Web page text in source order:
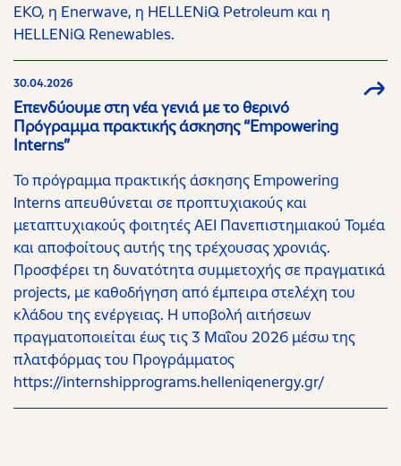
ΕΚΟ, η Enerwave, η HELLENiQ Petroleum και η
HELLENiQ Renewables.
30.04.2026
Επενδύουμε στη νέα γενιά με το θερινό
Πρόγραμμα πρακτικής άσκησης “Empowering
Interns”
Το πρόγραμμα πρακτικής άσκησης Empowering
Interns απευθύνεται σε προπτυχιακούς και
μεταπτυχιακούς φοιτητές ΑΕΙ Πανεπιστημιακού Τομέα
και αποφοίτους αυτής της τρέχουσας χρονιάς.
Προσφέρει τη δυνατότητα συμμετοχής σε πραγματικά
projects, με καθοδήγηση από έμπειρα στελέχη του
κλάδου της ενέργειας. H υποβολή αιτήσεων
πραγματοποιείται έως τις 3 Μαΐου 2026 μέσω της
πλατφόρμας του Προγράμματος
https://internshipprograms.helleniqenergy.gr/